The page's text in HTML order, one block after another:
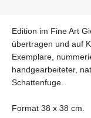
Edition im Fine Art
übertragen und auf
Exemplare,
handgearbeiteter,
Schattenfuge.
Format 38 x 38 cm.